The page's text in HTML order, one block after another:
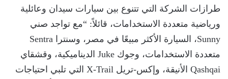
طرازات الشركة التي تتنوع بين سيارات سيدان وعائلية
ورياضية متعددة الاستخدامات، قائلاً: “مع تواجد صني
Sunny، السيارة الأكثر مبيعًا في مصر، وسنترا Sentra
متعددة الاستخدامات، وجوك Juke الديناميكية، وقشقاي
Qashqai الأنيقة، وإكس-تريل X-Trail التي تلبي احتياجات